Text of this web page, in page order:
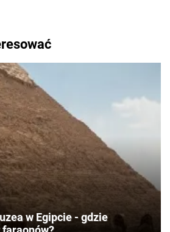
w Egipcie - gdzie